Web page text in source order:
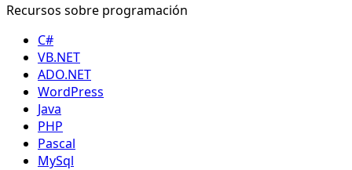
Recursos sobre programación
C#
VB.NET
ADO.NET
WordPress
Java
PHP
Pascal
MySql